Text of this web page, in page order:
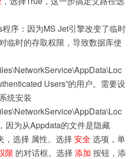
序：因为MS Jet引擎改变了临时
临时的存取权限，导致数据库使
Users”的用户。需要设
统安装
因为从Appdata的文件是隐藏
，选择 属性。选择 安全 选项，单
限 的对话框。选择 添加 按钮，添